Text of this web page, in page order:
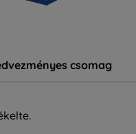
csomag